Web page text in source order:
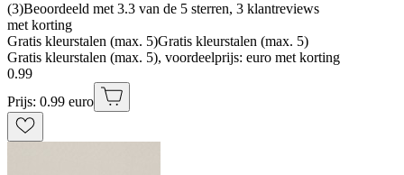
(3)Beoordeeld met 3.3 van de 5 sterren, 3 klantreviews
met korting
Gratis kleurstalen (max. 5)Gratis kleurstalen (max. 5)
Gratis kleurstalen (max. 5), voordeelprijs: euro met korting
0.99
Prijs: 0.99 euro